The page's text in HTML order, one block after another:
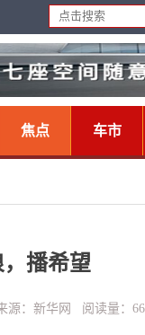
焦点 车市
播希望
源：新华网 阅读量：